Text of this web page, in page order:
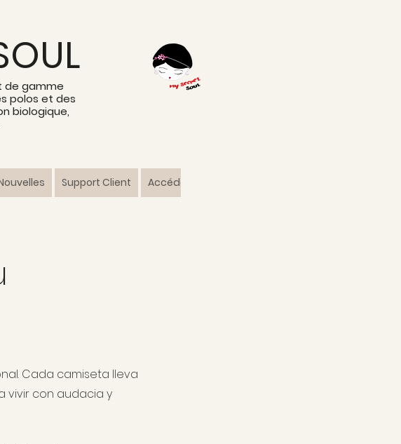
de gamme
polos et des
biologique,
Support Client Accédez
Cada camiseta lleva
vivir con audacia y